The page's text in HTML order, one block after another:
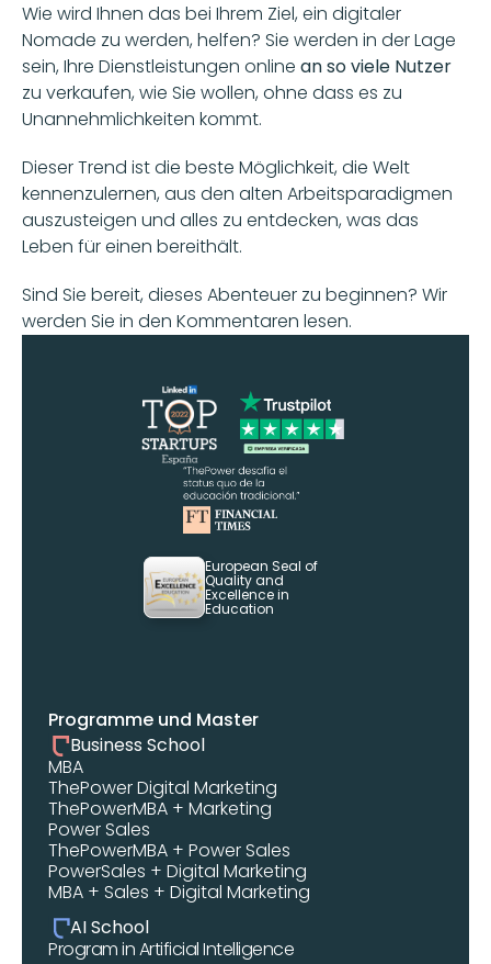
Wie wird Ihnen das bei Ihrem Ziel, ein digitaler
Nomade zu werden, helfen? Sie werden in der Lage
sein, Ihre Dienstleistungen online
zu verkaufen, wie Sie wollen, ohne dass es zu
Unannehmlichkeiten kommt.
Dieser Trend ist die beste Möglichkeit, die Welt
kennenzulernen, aus den alten Arbeitsparadigmen
auszusteigen und alles zu entdecken, was das
Leben für einen bereithält.
Sind Sie bereit, dieses Abenteuer zu beginnen? Wir
werden Sie in den Kommentaren lesen.
European Seal of
Quality and
Excellence in
Education
Programme und Master
Business School
MBA
ThePower Digital Marketing
ThePowerMBA + Marketing
Power Sales
ThePowerMBA + Power Sales
PowerSales + Digital Marketing
MBA + Sales + Digital Marketing
AI School
Program in Artificial Intelligence